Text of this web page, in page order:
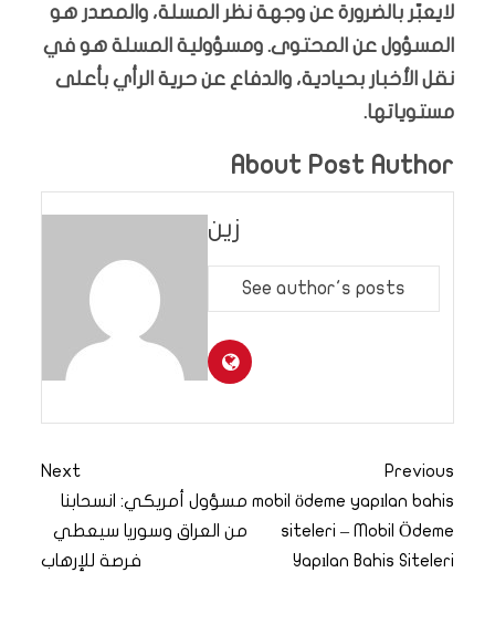
لايعبّر بالضرورة عن وجهة نظر المسلة، والمصدر هو
المسؤول عن المحتوى. ومسؤولية المسلة هو في
نقل الأخبار بحيادية، والدفاع عن حرية الرأي بأعلى
مستوياتها.
About Post Author
زين
See author's posts
Previous
mobil ödeme yapılan bahis
siteleri – Mobil Ödeme
Yapılan Bahis Siteleri
Next
مسؤول أمريكي: انسحابنا
من العراق وسوريا سيعطي
فرصة للإرهاب